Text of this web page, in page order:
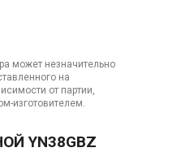
может незначительно
на
от партии,
изготовителем.
YN38GBZ